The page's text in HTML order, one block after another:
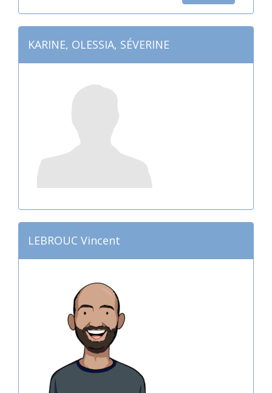
KARINE, OLESSIA, SÉVERINE
LEBROUC Vincent